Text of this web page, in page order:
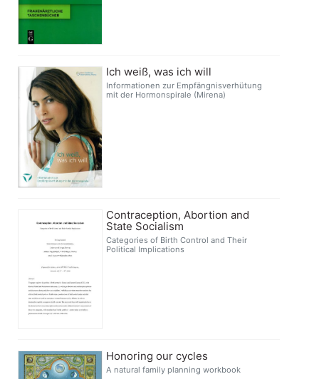
Ich weiß, was ich will
Informationen zur Empfängnisverhütung
mit der Hormonspirale (Mirena)
Contraception, Abortion and
State Socialism
Categories of Birth Control and Their
Political Implications
Honoring our cycles
A natural family planning workbook